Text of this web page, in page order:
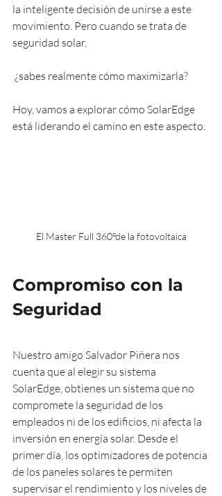
la inteligente decisión de unirse a este
movimiento. Pero cuando se trata de
seguridad solar,
¿sabes realmente cómo maximizarla?
Hoy, vamos a explorar cómo SolarEdge
está liderando el camino en este aspecto.
El Master Full 360ºde la fotovoltaica
Compromiso con la
Seguridad
Nuestro amigo Salvador Piñera nos
cuenta que al elegir su sistema
SolarEdge, obtienes un sistema que no
compromete la seguridad de los
empleados ni de los edificios, ni afecta la
inversión en energía solar. Desde el
primer día, los optimizadores de potencia
de los paneles solares te permiten
supervisar el rendimiento y los niveles de